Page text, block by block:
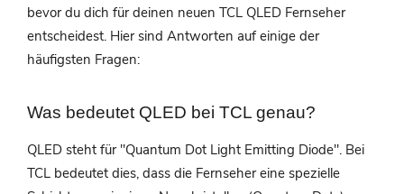
bevor du dich für deinen neuen TCL QLED Fernseher
entscheidest. Hier sind Antworten auf einige der
häufigsten Fragen:
Was bedeutet QLED bei TCL genau?
QLED steht für "Quantum Dot Light Emitting Diode". Bei
TCL bedeutet dies, dass die Fernseher eine spezielle